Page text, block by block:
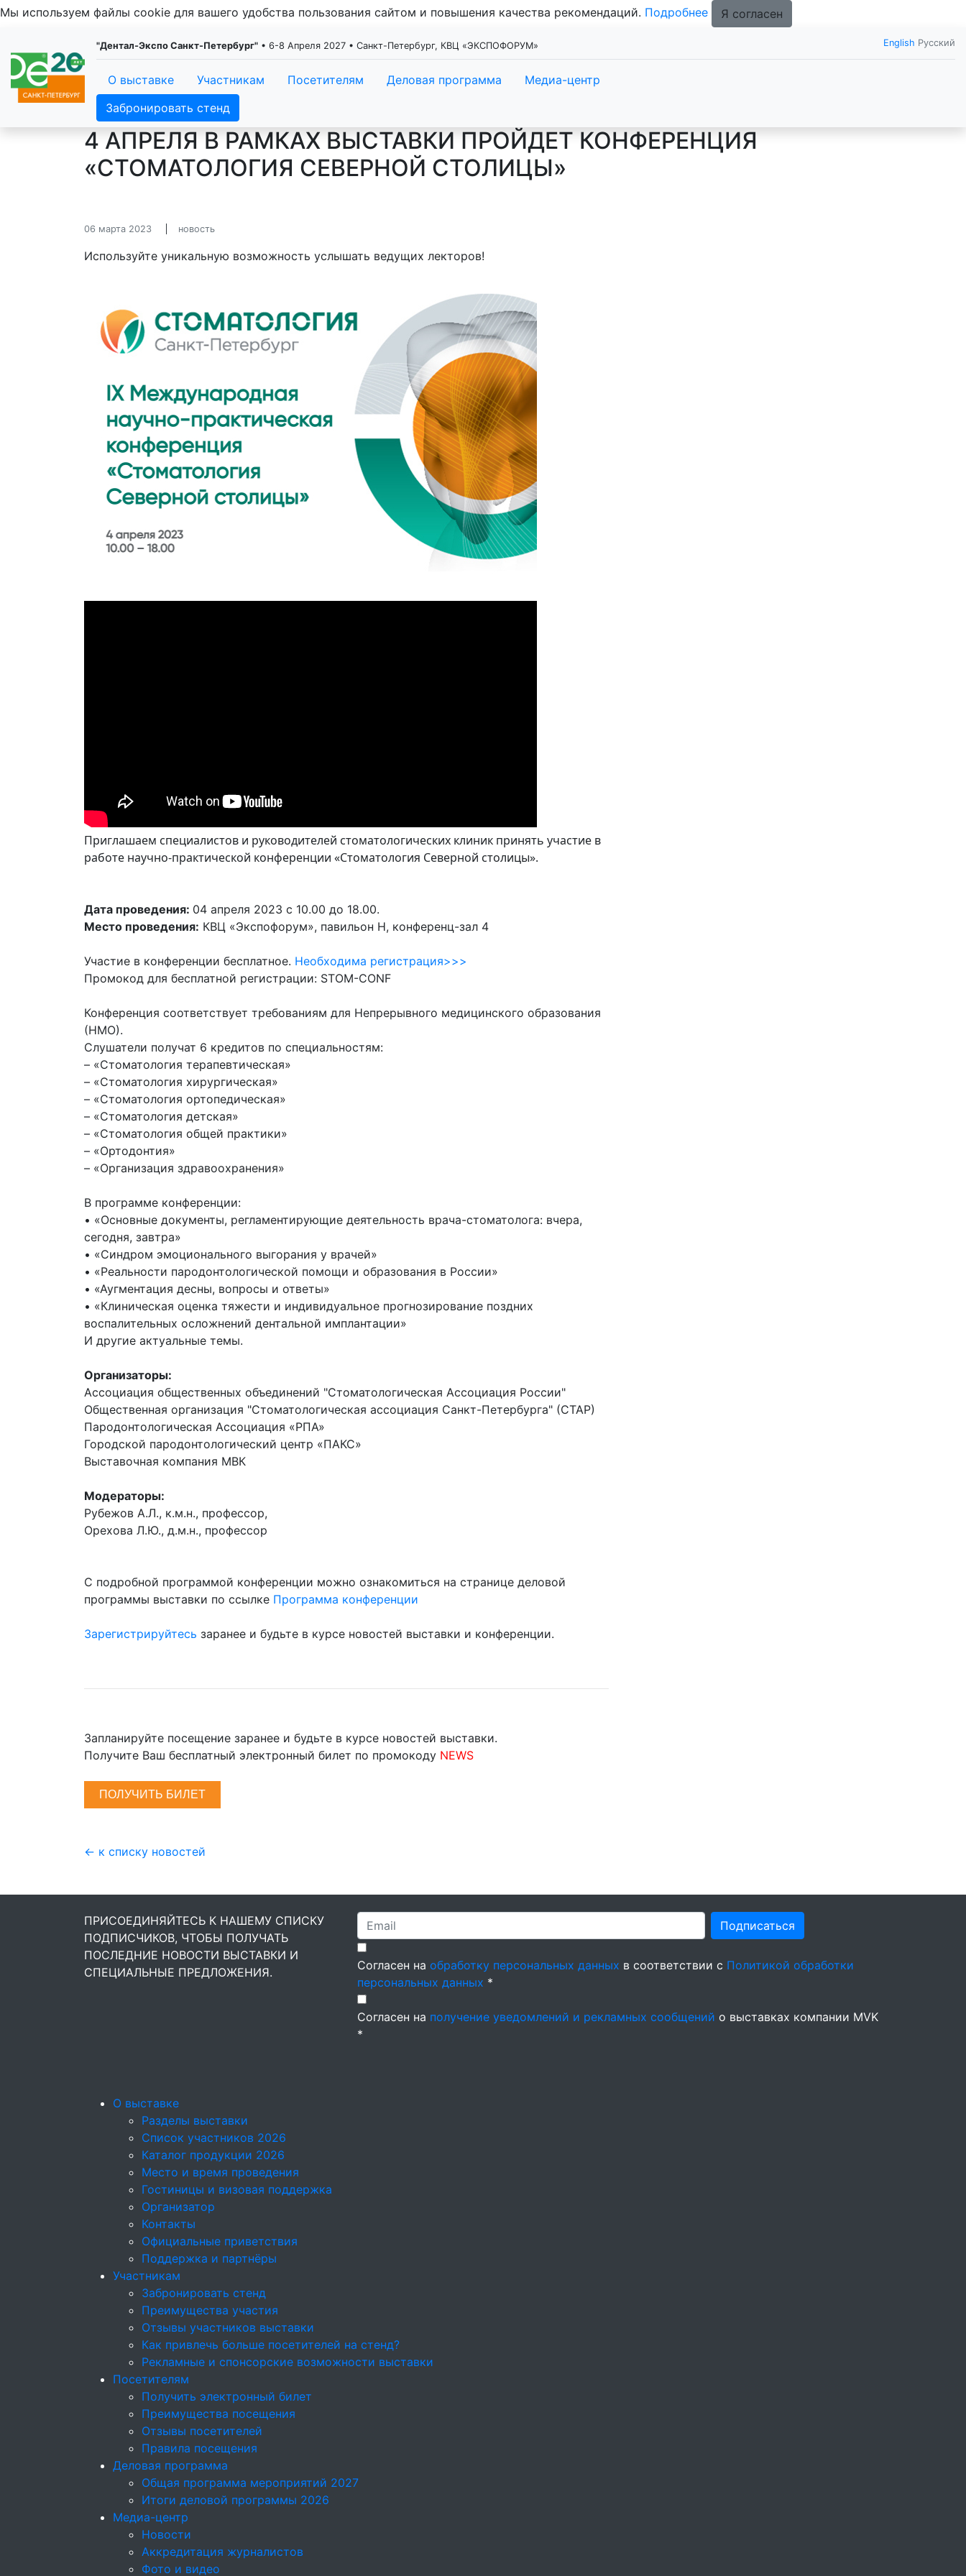
Мы используем файлы cookie для вашего удобства пользования сайтом и повышения качества рекомендаций. Подробнее Я согласен
"Дентал-Экспо Санкт-Петербург" • 6-8 Апреля 2027 • Санкт-Петербург, КВЦ «ЭКСПОФОРУМ» English Русский
О выставке Участникам Посетителям Деловая программа
Медиа-центр
Забронировать стенд
4 АПРЕЛЯ В РАМКАХ ВЫСТАВКИ ПРОЙДЕТ КОНФЕРЕНЦИЯ
«СТОМАТОЛОГИЯ СЕВЕРНОЙ СТОЛИЦЫ»
06 марта 2023 новость
Используйте уникальную возможность услышать ведущих лекторов!
Приглашаем специалистов и руководителей стоматологических клиник принять участие в
работе научно-практической конференции «Стоматология Северной столицы».
Дата проведения: 04 апреля 2023 с 10.00 до 18.00.
Место проведения: КВЦ «Экспофорум», павильон H, конференц-зал 4
Участие в конференции бесплатное. Необходима регистрация>>>
Промокод для бесплатной регистрации: STOM-CONF
Конференция соответствует требованиям для Непрерывного медицинского образования
(НМО).
Слушатели получат 6 кредитов по специальностям:
– «Стоматология терапевтическая»
– «Стоматология хирургическая»
– «Стоматология ортопедическая»
– «Стоматология детская»
– «Стоматология общей практики»
– «Ортодонтия»
– «Организация здравоохранения»
В программе конференции:
• «Основные документы, регламентирующие деятельность врача-стоматолога: вчера,
сегодня, завтра»
• «Синдром эмоционального выгорания у врачей»
• «Реальности пародонтологической помощи и образования в России»
• «Аугментация десны, вопросы и ответы»
• «Клиническая оценка тяжести и индивидуальное прогнозирование поздних
воспалительных осложнений дентальной имплантации»
И другие актуальные темы.
Организаторы:
Ассоциация общественных объединений "Стоматологическая Ассоциация России"
Общественная организация "Стоматологическая ассоциация Санкт-Петербурга" (СТАР)
Пародонтологическая Ассоциация «РПА»
Городской пародонтологический центр «ПАКС»
Выставочная компания МВК
Модераторы:
Рубежов А.Л., к.м.н., профессор,
Орехова Л.Ю., д.м.н., профессор
С подробной программой конференции можно ознакомиться на странице деловой
программы выставки по ссылке Программа конференции
Зарегистрируйтесь заранее и будьте в курсе новостей выставки и конференции.
Запланируйте посещение заранее и будьте в курсе новостей выставки.
Получите Ваш бесплатный электронный билет по промокоду NEWS
ПОЛУЧИТЬ БИЛЕТ
← к списку новостей
ПРИСОЕДИНЯЙТЕСЬ К НАШЕМУ СПИСКУ
ПОДПИСЧИКОВ, ЧТОБЫ ПОЛУЧАТЬ
ПОСЛЕДНИЕ НОВОСТИ ВЫСТАВКИ И
СПЕЦИАЛЬНЫЕ ПРЕДЛОЖЕНИЯ.
Подписаться
Согласен на обработку персональных данных в соответствии с Политикой обработки
персональных данных *
Согласен на получение уведомлений и рекламных сообщений о выставках компании MVK
*
О выставке
Разделы выставки
Список участников 2026
Каталог продукции 2026
Место и время проведения
Гостиницы и визовая поддержка
Организатор
Контакты
Официальные приветствия
Поддержка и партнёры
Участникам
Забронировать стенд
Преимущества участия
Отзывы участников выставки
Как привлечь больше посетителей на стенд?
Рекламные и спонсорские возможности выставки
Посетителям
Получить электронный билет
Преимущества посещения
Отзывы посетителей
Правила посещения
Деловая программа
Общая программа мероприятий 2027
Итоги деловой программы 2026
Медиа-центр
Новости
Аккредитация журналистов
Фото и видео